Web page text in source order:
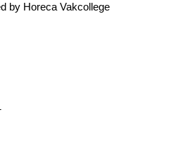
by Horeca Vakcollege